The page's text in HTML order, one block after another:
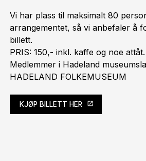
Vi har plass til maksimalt 80
arrangementet, så vi anbefaler å
billett.
PRIS: 150,- inkl. kaffe og noe attåt.
Medlemmer i Hadeland
HADELAND FOLKEMUSEUM
KJØP BILLETT HER